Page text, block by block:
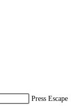
Press Escape